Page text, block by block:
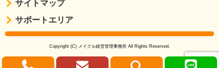
サイトマップ
サポートエリア
Copyright (C) メイクル経営管理事務所 All Rights Reserved.